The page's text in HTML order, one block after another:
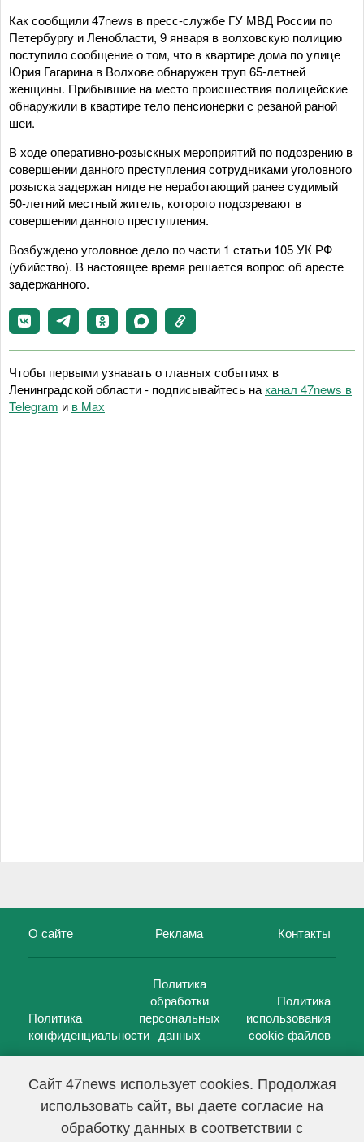
Сайт 47news использует cookies. Продолжая
использовать сайт, вы даете согласие на
обработку данных в соответствии с
Как сообщили 47news в пресс-службе ГУ МВД России по
Петербургу и Ленобласти, 9 января в волховскую полицию
поступило сообщение о том, что в квартире дома по улице
Юрия Гагарина в Волхове обнаружен труп 65-летней
женщины. Прибывшие на место происшествия полицейские
обнаружили в квартире тело пенсионерки с резаной раной
шеи.
В ходе оперативно-розыскных мероприятий по подозрению в
совершении данного преступления сотрудниками уголовного
розыска задержан нигде не неработающий ранее судимый
50-летний местный житель, которого подозревают в
совершении данного преступления.
Возбуждено уголовное дело по части 1 статьи 105 УК РФ
(убийство). В настоящее время решается вопрос об аресте
задержанного.
Чтобы первыми узнавать о главных событиях в
Ленинградской области - подписывайтесь на канал 47news в
Telegram и в Maх
О сайте Реклама Контакты
Политика
конфиденциальности
Политика
обработки
персональных
данных
Политика
использования
cookie-файлов
47 новостей (47 news)2005 — 2026 г.
Свидетельство о регистрации СМИ Эл № ФС 77-39848, выдано